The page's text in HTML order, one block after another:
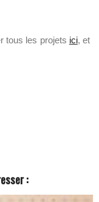
tous les projets ici, et
: